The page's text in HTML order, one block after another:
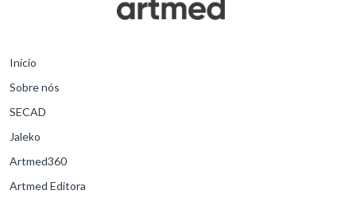
Início
Sobre nós
SECAD
Jaleko
Artmed360
Artmed Editora